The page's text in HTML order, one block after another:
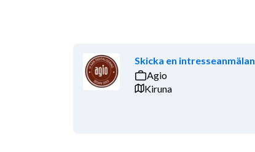
Skicka en intresseanmälan
Agio
Kiruna